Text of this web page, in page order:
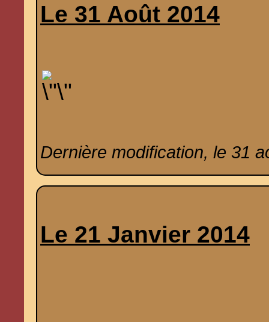
Le 31 Août 2014
Dernière modification, le 31
Le 21 Janvier 2014